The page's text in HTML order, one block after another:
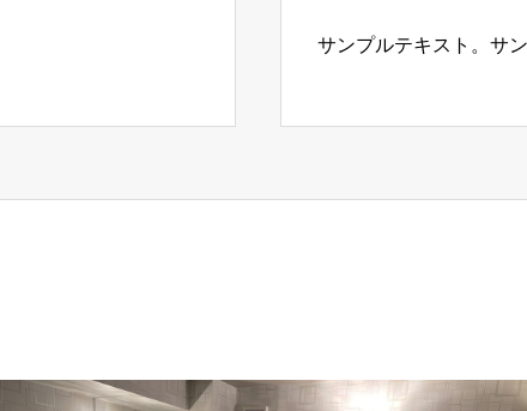
サンプルテキスト。サ